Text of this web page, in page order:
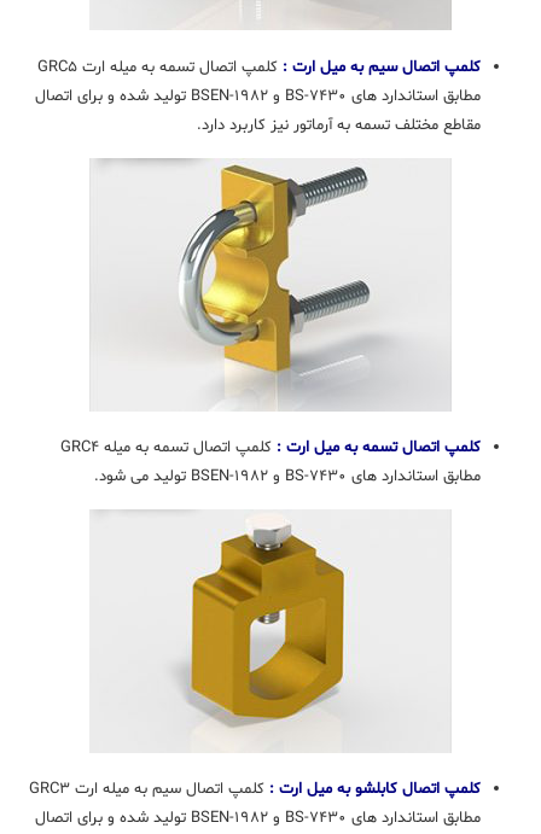
کلمپ اتصال سیم به میل ارت :
کلمپ اتصال تسمه به میله ارت GRC۵
مطابق استاندارد های BS-۷۴۳۰ و BSEN-۱۹۸۲ تولید شده و برای اتصال
مقاطع مختلف تسمه به آرماتور نیز کاربرد دارد.
کلمپ اتصال تسمه به میل ارت :
کلمپ اتصال تسمه به میله GRC۴
مطابق استاندارد های BS-۷۴۳۰ و BSEN-۱۹۸۲ تولید می شود.
کلمپ اتصال کابلشو به میل ارت :
کلمپ اتصال سیم به میله ارت GRC۳
مطابق استاندارد های BS-۷۴۳۰ و BSEN-۱۹۸۲ تولید شده و برای اتصال